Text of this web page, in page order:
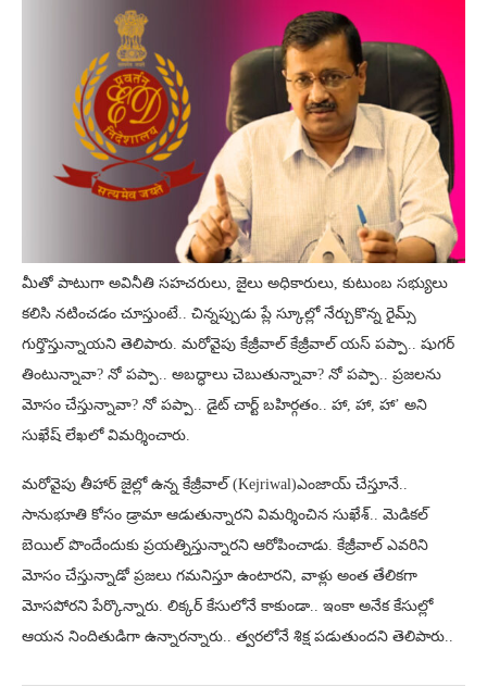
మీతో పాటుగా అవినీతి సహచరులు, జైలు అధికారులు, కుటుంబ సభ్యులు
కలిసి నటించడం చూస్తుంటే.. చిన్నప్పుడు ప్లే స్కూల్లో నేర్చుకొన్న రైమ్స్
గుర్తొస్తున్నాయని తెలిపారు. మరోవైపు కేజ్రీవాల్ కేజ్రీవాల్ యస్ పప్పా.. షుగర్
తింటున్నావా? నో పప్పా.. అబద్ధాలు చెబుతున్నావా? నో పప్పా.. ప్రజలను
మోసం చేస్తున్నావా? నో పప్పా.. డైట్ చార్ట్ బహిర్గతం.. హా, హా, హా’ అని
సుఖేష్ లేఖలో విమర్శించారు.
మరోవైపు తీహార్ జైల్లో ఉన్న కేజ్రీవాల్ (Kejriwal)ఎంజాయ్ చేస్తూనే..
సానుభూతి కోసం డ్రామా ఆడుతున్నారని విమర్శించిన సుఖేశ్.. మెడికల్
బెయిల్ పొందేందుకు ప్రయత్నిస్తున్నారని ఆరోపించాడు. కేజ్రీవాల్ ఎవరిని
మోసం చేస్తున్నాడో ప్రజలు గమనిస్తూ ఉంటారని, వాళ్లు అంత తేలికగా
మోసపోరని పేర్కొన్నారు. లిక్కర్ కేసులోనే కాకుండా.. ఇంకా అనేక కేసుల్లో
ఆయన నిందితుడిగా ఉన్నారన్నారు.. త్వరలోనే శిక్ష పడుతుందని తెలిపారు..